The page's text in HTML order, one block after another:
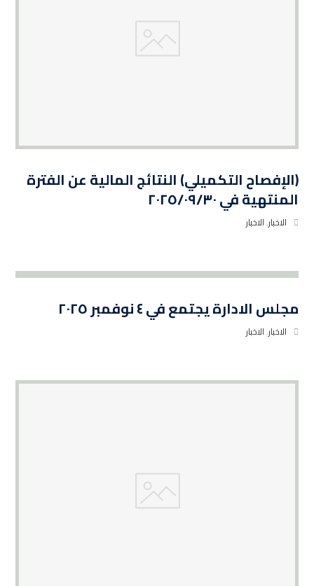
(الإفصاح التكميلي) النتائج المالية عن الفترة
المنتهية في ٢٠٢٥/٠٩/٣٠
الاخبار,الاخبار
مجلس الادارة يجتمع في ٤ نوفمبر ٢٠٢٥
الاخبار,الاخبار